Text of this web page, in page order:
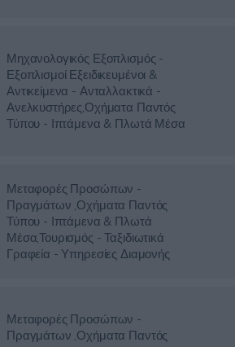
Μηχανολογικός Εξοπλισμός -
Εξοπλισμοί Εξειδικευμένοι &
Αντικείμενα - Ανταλλακτικά -
Ανελκυστήρες,Οχήματα Παντός
Τύπου - Ιπτάμενα & Πλωτά Μέσα
Μεταφορές Προσώπων -
Πραγμάτων ,Οχήματα Παντός
Τύπου - Ιπτάμενα & Πλωτά
Μέσα,Τουρισμός - Ταξιδιωτικά
Γραφεία - Υπηρεσίες Διαμονής
Μεταφορές Προσώπων -
Πραγμάτων ,Οχήματα Παντός